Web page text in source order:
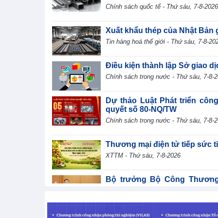
Chính sách quốc tế - Thứ sáu, 7-8-2026
Xuất khẩu thép của Nhật Bản
Tin hàng hoá thế giới - Thứ sáu, 7-8-
Điều kiện thành lập Sở giao
Chính sách trong nước - Thứ sáu, 7-8-
Dự thảo Luật Phát triển
quyết số 80-NQ/TW
Chính sách trong nước - Thứ sáu, 7-8-
Thương mại điện tử tiếp sức
XTTM - Thứ sáu, 7-8-2026
Bộ trưởng Bộ Công